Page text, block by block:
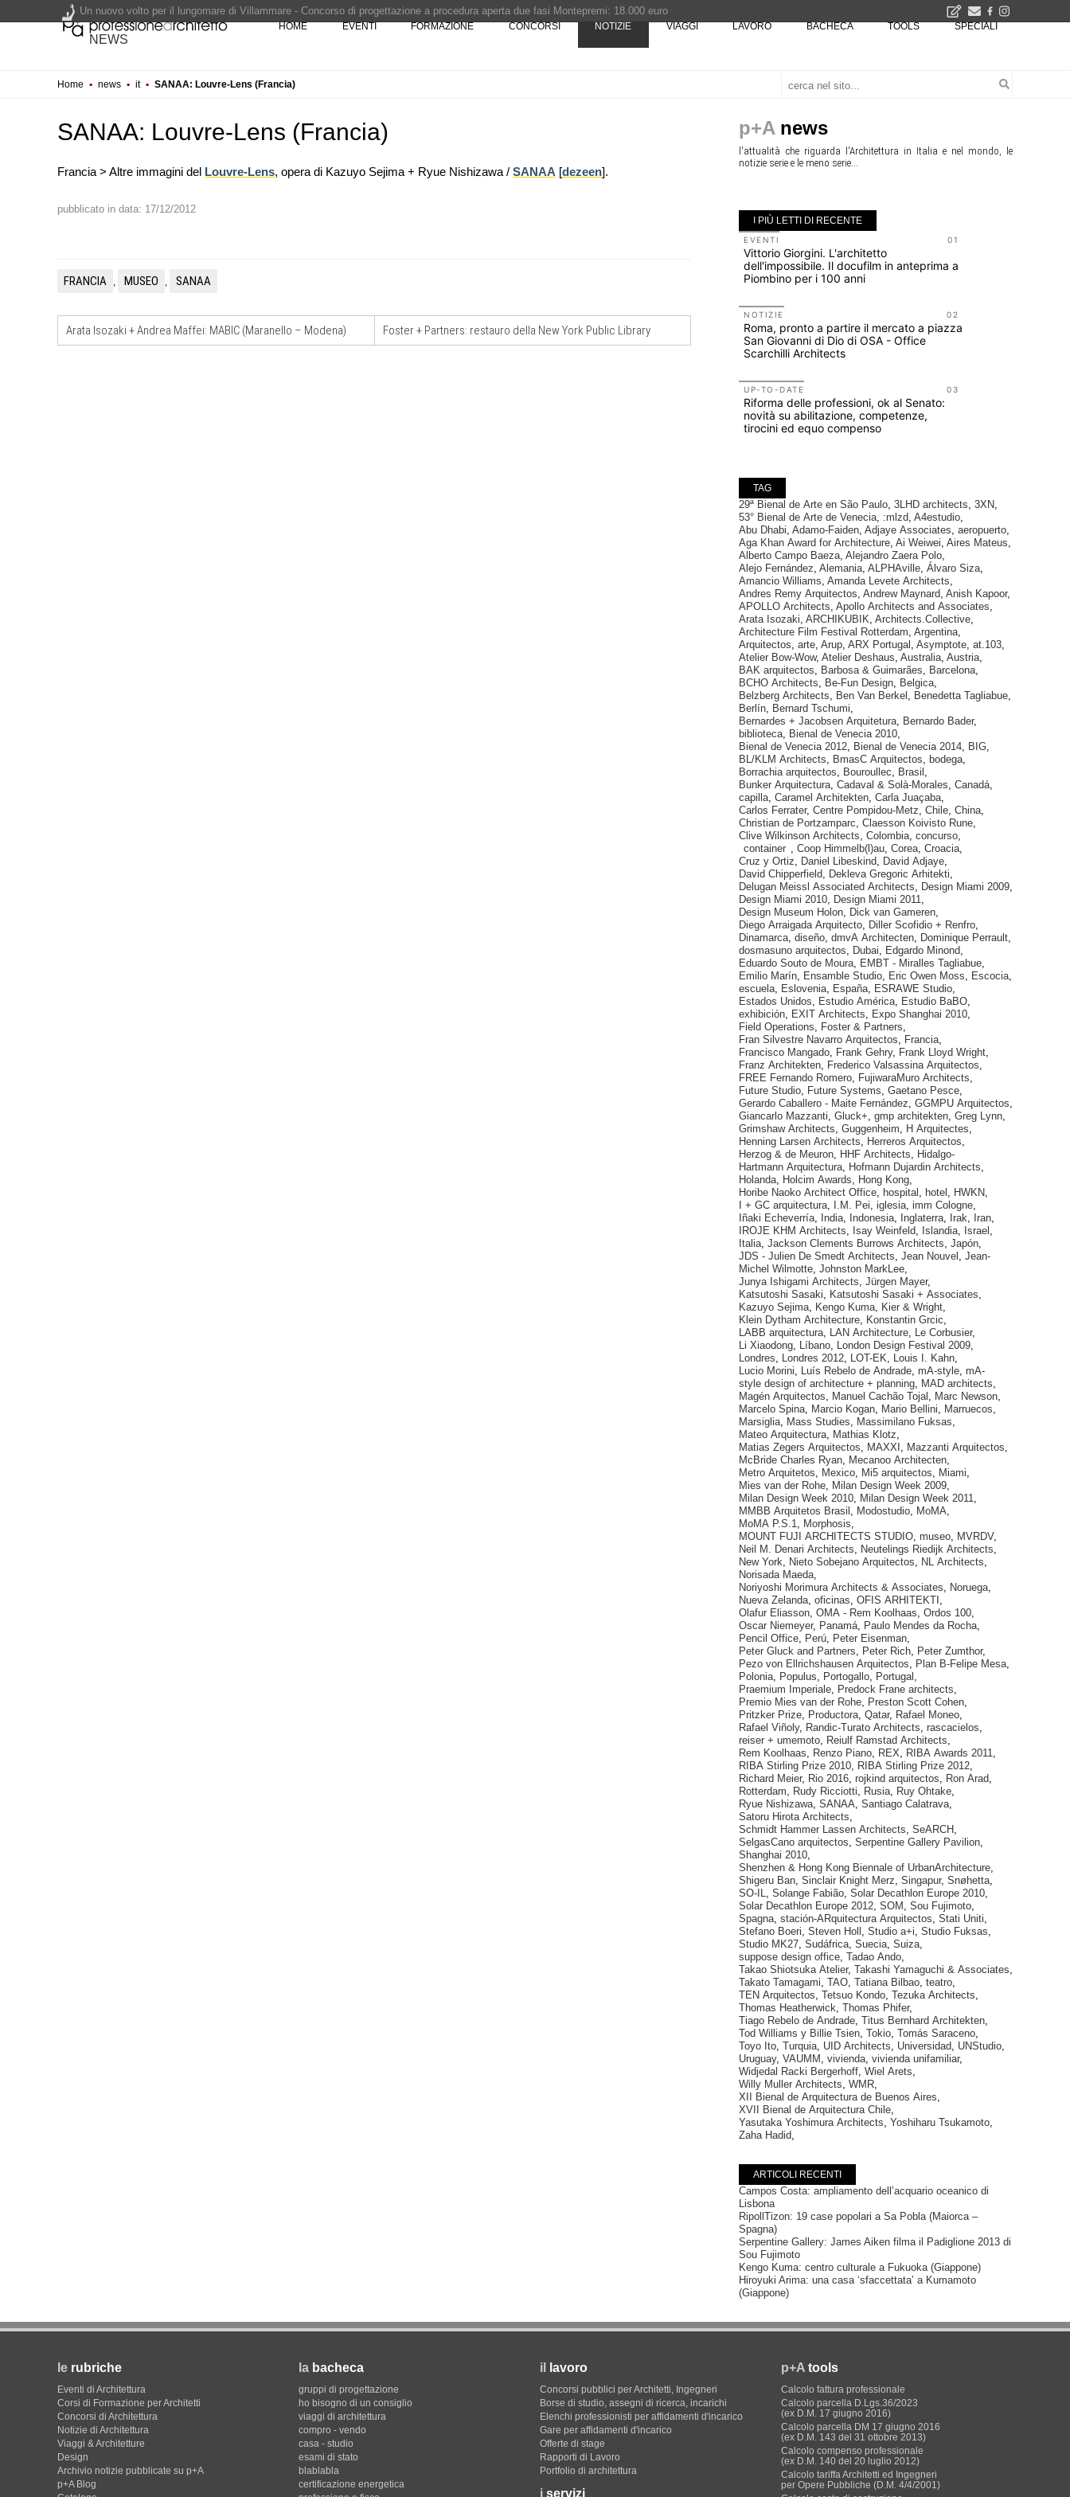
NEWS
HOME EVENTI FORMAZIONE CONCORSI NOTIZIE VIAGGI LAVORO BACHECA TOOLS SPECIALI
Home ▪ news ▪ it ▪ SANAA: Louvre-Lens (Francia)
SANAA: Louvre-Lens (Francia)
Francia > Altre immagini del Louvre-Lens, opera di Kazuyo Sejima + Ryue Nishizawa / SANAA [dezeen].
pubblicato in data: 17/12/2012
FRANCIA , MUSEO , SANAA
Foster + Partners: restauro della New York Public Library
Arata Isozaki + Andrea Maffei: MABIC (Maranello – Modena)
p+A news
l'attualità che riguarda l'Architettura in Italia e nel mondo, le
notizie serie e le meno serie...
I PIÙ LETTI DI RECENTE
Un nuovo volto per il lungomare di
Villammare
L'abitare in colore pastello secondo
caarpa: due progetti sul mare tra
01
EVENTI
Vittorio Giorgini. L'architetto
dell'impossibile. Il docufilm in anteprima a
Piombino per i 100 anni
02
NOTIZIE
Roma, pronto a partire il mercato a piazza
San Giovanni di Dio di OSA - Office
Scarchilli Architects
03
UP-TO-DATE
Riforma delle professioni, ok al Senato:
novità su abilitazione, competenze,
tirocini ed equo compenso
TAG
29ª Bienal de Arte en São Paulo, 3LHD architects, 3XN,
53° Bienal de Arte de Venecia, :mlzd, A4estudio,
Abu Dhabi, Adamo-Faiden, Adjaye Associates, aeropuerto,
Aga Khan Award for Architecture, Ai Weiwei, Aires Mateus,
Alberto Campo Baeza, Alejandro Zaera Polo,
Alejo Fernández, Alemania, ALPHAville, Álvaro Siza,
Amancio Williams, Amanda Levete Architects,
Andres Remy Arquitectos, Andrew Maynard, Anish Kapoor,
APOLLO Architects, Apollo Architects and Associates,
Arata Isozaki, ARCHIKUBIK, Architects.Collective,
Architecture Film Festival Rotterdam, Argentina,
Arquitectos, arte, Arup, ARX Portugal , Asymptote, at.103,
Atelier Bow-Wow, Atelier Deshaus, Australia, Austria,
BAK arquitectos, Barbosa & Guimarães, Barcelona,
BCHO Architects, Be-Fun Design, Belgica,
Belzberg Architects, Ben Van Berkel , Benedetta Tagliabue,
Berlín, Bernard Tschumi,
Bernardes + Jacobsen Arquitetura, Bernardo Bader,
biblioteca, Bienal de Venecia 2010,
Bienal de Venecia 2012, Bienal de Venecia 2014, BIG,
BL/KLM Architects, BmasC Arquitectos, bodega,
Borrachia arquitectos, Bouroullec, Brasil ,
Bunker Arquitectura, Cadaval & Solà-Morales, Canadá,
capilla, Caramel Architekten, Carla Juaçaba,
Carlos Ferrater, Centre Pompidou-Metz, Chile, China,
Christian de Portzamparc, Claesson Koivisto Rune,
Clive Wilkinson Architects, Colombia, concurso,
container , Coop Himmelb(l)au, Corea, Croacia,
Cruz y Ortiz, Daniel Libeskind, David Adjaye,
David Chipperfield, Dekleva Gregoric Arhitekti,
Delugan Meissl Associated Architects, Design Miami 2009,
Design Miami 2010, Design Miami 2011,
Design Museum Holon, Dick van Gameren,
Diego Arraigada Arquitecto, Diller Scofidio + Renfro,
Dinamarca, diseño, dmvA Architecten, Dominique Perrault,
dosmasuno arquitectos, Dubai, Edgardo Minond,
Eduardo Souto de Moura, EMBT - Miralles Tagliabue,
Emilio Marín, Ensamble Studio, Eric Owen Moss, Escocia,
escuela, Eslovenia, España, ESRAWE Studio,
Estados Unidos, Estudio América, Estudio BaBO,
exhibición, EXIT Architects, Expo Shanghai 2010,
Field Operations, Foster & Partners,
Fran Silvestre Navarro Arquitectos, Francia,
Francisco Mangado, Frank Gehry, Frank Lloyd Wright,
Franz Architekten, Frederico Valsassina Arquitectos,
FREE Fernando Romero, FujiwaraMuro Architects,
Future Studio, Future Systems, Gaetano Pesce,
Gerardo Caballero - Maite Fernández, GGMPU Arquitectos,
Giancarlo Mazzanti, Gluck+, gmp architekten, Greg Lynn,
Grimshaw Architects, Guggenheim, H Arquitectes,
Henning Larsen Architects, Herreros Arquitectos,
Herzog & de Meuron, HHF Architects, Hidalgo-
Hartmann Arquitectura, Hofmann Dujardin Architects,
Holanda, Holcim Awards, Hong Kong,
Horibe Naoko Architect Office, hospital , hotel , HWKN,
I + GC arquitectura, I.M. Pei, iglesia, imm Cologne,
Iñaki Echeverría, India, Indonesia, Inglaterra, Irak, Iran,
IROJE KHM Architects, Isay Weinfeld, Islandia, Israel ,
Italia, Jackson Clements Burrows Architects, Japón,
JDS - Julien De Smedt Architects, Jean Nouvel , Jean-
Michel Wilmotte, Johnston MarkLee,
Junya Ishigami Architects, Jürgen Mayer,
Katsutoshi Sasaki, Katsutoshi Sasaki + Associates,
Kazuyo Sejima, Kengo Kuma, Kier & Wright,
Klein Dytham Architecture, Konstantin Grcic,
LABB arquitectura, LAN Architecture, Le Corbusier,
Li Xiaodong, Líbano, London Design Festival 2009,
Londres, Londres 2012, LOT-EK, Louis I. Kahn,
Lucio Morini, Luís Rebelo de Andrade, mA-style, mA-
style design of architecture + planning, MAD architects,
Magén Arquitectos, Manuel Cachão Tojal , Marc Newson,
Marcelo Spina, Marcio Kogan, Mario Bellini, Marruecos,
Marsiglia, Mass Studies, Massimilano Fuksas,
Mateo Arquitectura, Mathias Klotz,
Matias Zegers Arquitectos, MAXXI , Mazzanti Arquitectos,
McBride Charles Ryan, Mecanoo Architecten,
Metro Arquitetos, Mexico, Mi5 arquitectos, Miami,
Mies van der Rohe, Milan Design Week 2009,
Milan Design Week 2010, Milan Design Week 2011,
MMBB Arquitetos Brasil , Modostudio, MoMA,
MoMA P.S.1, Morphosis,
MOUNT FUJI ARCHITECTS STUDIO, museo, MVRDV,
Neil M. Denari Architects, Neutelings Riedijk Architects,
New York, Nieto Sobejano Arquitectos, NL Architects,
Norisada Maeda,
Noriyoshi Morimura Architects & Associates, Noruega,
Nueva Zelanda, oficinas, OFIS ARHITEKTI ,
Olafur Eliasson, OMA - Rem Koolhaas, Ordos 100,
Oscar Niemeyer, Panamá, Paulo Mendes da Rocha,
Pencil Office, Perú, Peter Eisenman,
Peter Gluck and Partners, Peter Rich, Peter Zumthor,
Pezo von Ellrichshausen Arquitectos, Plan B-Felipe Mesa,
Polonia, Populus, Portogallo, Portugal ,
Praemium Imperiale, Predock Frane architects,
Premio Mies van der Rohe, Preston Scott Cohen,
Pritzker Prize, Productora, Qatar, Rafael Moneo,
Rafael Viñoly, Randic-Turato Architects, rascacielos,
reiser + umemoto, Reiulf Ramstad Architects,
Rem Koolhaas, Renzo Piano, REX, RIBA Awards 2011,
RIBA Stirling Prize 2010, RIBA Stirling Prize 2012,
Richard Meier, Rio 2016, rojkind arquitectos, Ron Arad,
Rotterdam, Rudy Ricciotti, Rusia, Ruy Ohtake,
Ryue Nishizawa, SANAA, Santiago Calatrava,
Satoru Hirota Architects,
Schmidt Hammer Lassen Architects, SeARCH ,
SelgasCano arquitectos, Serpentine Gallery Pavilion,
Shanghai 2010,
Shenzhen & Hong Kong Biennale of UrbanArchitecture,
Shigeru Ban, Sinclair Knight Merz, Singapur, Snøhetta,
SO-IL, Solange Fabião, Solar Decathlon Europe 2010,
Solar Decathlon Europe 2012, SOM , Sou Fujimoto,
Spagna, stación-ARquitectura Arquitectos, Stati Uniti,
Stefano Boeri, Steven Holl , Studio a+i, Studio Fuksas,
Studio MK27, Sudáfrica, Suecia, Suiza,
suppose design office, Tadao Ando,
Takao Shiotsuka Atelier, Takashi Yamaguchi & Associates,
Takato Tamagami, TAO, Tatiana Bilbao, teatro,
TEN Arquitectos, Tetsuo Kondo, Tezuka Architects,
Thomas Heatherwick, Thomas Phifer,
Tiago Rebelo de Andrade, Titus Bernhard Architekten,
Tod Williams y Billie Tsien, Tokio, Tomás Saraceno,
Toyo Ito, Turquia, UID Architects, Universidad, UNStudio,
Uruguay, VAUMM , vivienda, vivienda unifamiliar,
Widjedal Racki Bergerhoff, Wiel Arets,
Willy Muller Architects, WMR,
XII Bienal de Arquitectura de Buenos Aires,
XVII Bienal de Arquitectura Chile,
Yasutaka Yoshimura Architects, Yoshiharu Tsukamoto,
Zaha Hadid,
ARTICOLI RECENTI
Campos Costa: ampliamento dell’acquario oceanico di
Lisbona
RipollTizon: 19 case popolari a Sa Pobla (Maiorca –
Spagna)
Serpentine Gallery: James Aiken filma il Padiglione 2013 di
Sou Fujimoto
Kengo Kuma: centro culturale a Fukuoka (Giappone)
Hiroyuki Arima: una casa ‘sfaccettata’ a Kumamoto
(Giappone)
le rubriche
Eventi di Architettura
Corsi di Formazione per Architetti
Concorsi di Architettura
Notizie di Architettura
Viaggi & Architetture
Design
Archivio notizie pubblicate su p+A
p+A Blog
la bacheca
gruppi di progettazione
ho bisogno di un consiglio
viaggi di architettura
compro - vendo
casa - studio
esami di stato
blablabla
certificazione energetica
il lavoro
Concorsi pubblici per Architetti, Ingegneri
Borse di studio, assegni di ricerca, incarichi
Elenchi professionisti per affidamenti d'incarico
Gare per affidamenti d'incarico
Offerte di stage
Rapporti di Lavoro
Portfolio di architettura
i servizi
p+A tools
Calcolo fattura professionale
Calcolo parcella D.Lgs.36/2023
(ex D.M. 17 giugno 2016)
Calcolo parcella DM 17 giugno 2016
(ex D.M. 143 del 31 ottobre 2013)
Calcolo compenso professionale
(ex D.M. 140 del 20 luglio 2012)
Calcolo tariffa Architetti ed Ingegneri
per Opere Pubbliche (D.M. 4/4/2001)
Un nuovo volto per il lungomare di Villammare - Concorso di progettazione a procedura aperta due fasi Montepremi: 18.000 euro